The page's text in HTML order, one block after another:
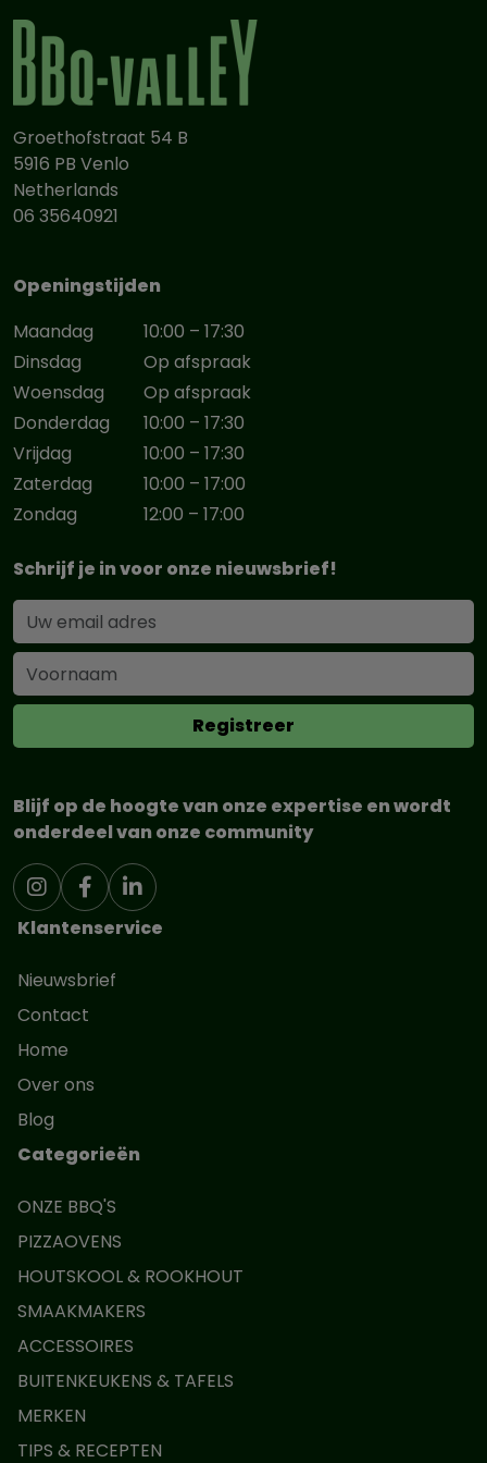
Groethofstraat 54 B
5916 PB Venlo
Netherlands
06 35640921
Openingstijden
Maandag
10:00 – 17:30
Dinsdag
Op afspraak
Woensdag
Op afspraak
Donderdag
10:00 – 17:30
Vrijdag
10:00 – 17:30
Zaterdag
10:00 – 17:00
Zondag
12:00 – 17:00
Schrijf je in voor onze nieuwsbrief!
Blijf op de hoogte van onze expertise en wordt
onderdeel van onze community
Klantenservice
Nieuwsbrief
Contact
Home
Over ons
Blog
Categorieën
ONZE BBQ'S
PIZZAOVENS
HOUTSKOOL & ROOKHOUT
SMAAKMAKERS
ACCESSOIRES
BUITENKEUKENS & TAFELS
MERKEN
TIPS & RECEPTEN